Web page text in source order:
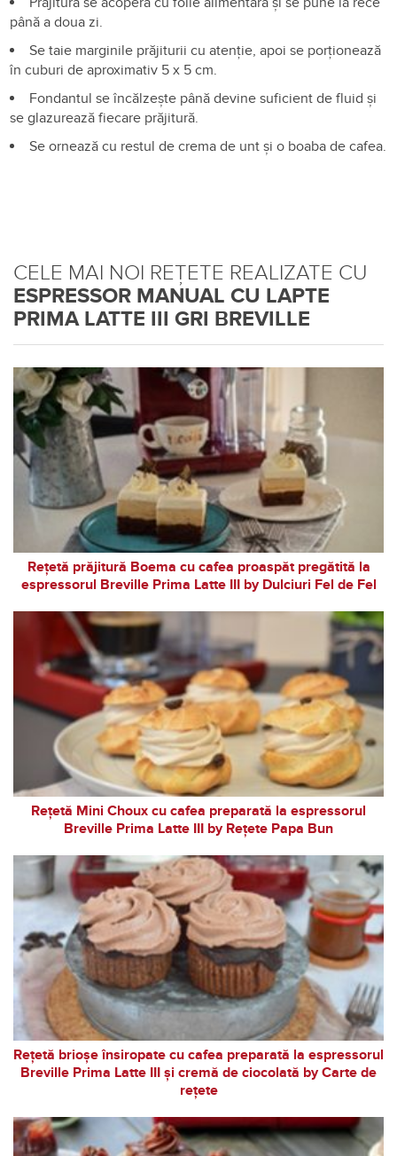
până a doua zi.
Se taie marginile prăjiturii cu atenție, apoi se porționează
în cuburi de aproximativ 5 x 5 cm.
Fondantul se încălzește până devine suficient de fluid și
se glazurează fiecare prăjitură.
Se ornează cu restul de crema de unt și o boaba de cafea.
CELE MAI NOI REȚETE REALIZATE CU
ESPRESSOR MANUAL CU LAPTE
PRIMA LATTE III GRI BREVILLE
Rețetă prăjitură Boema cu cafea proaspăt pregătită la
espressorul Breville Prima Latte III by Dulciuri Fel de Fel
Rețetă Mini Choux cu cafea preparată la espressorul
Breville Prima Latte III by Rețete Papa Bun
Rețetă brioșe însiropate cu cafea preparată la espressorul
Breville Prima Latte III și cremă de ciocolată by Carte de
rețete